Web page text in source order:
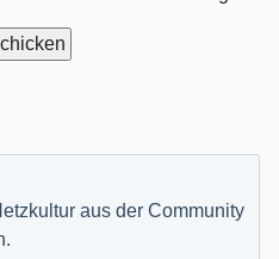
aus der Community